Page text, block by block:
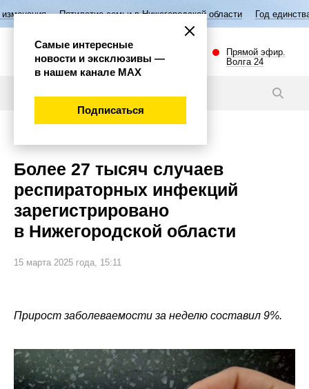
Пятилетие семьи в Нижегородской области Год единства народов
Прямой эфир.
Волга 24
Более 27 тысяч случаев
респираторных инфекций
зарегистрировано
в Нижегородской области
15 марта 2025 года, 15:11
Прирост заболеваемости за неделю составил 9%.
Самые интересные
новости и эксклюзивы —
в нашем канале МАХ
Подписаться